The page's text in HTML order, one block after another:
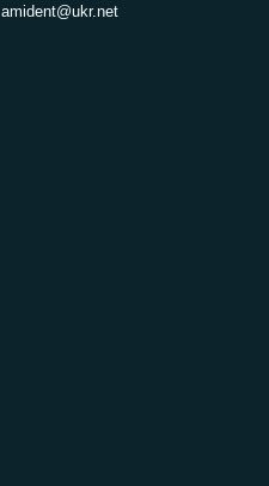
amident@ukr.net